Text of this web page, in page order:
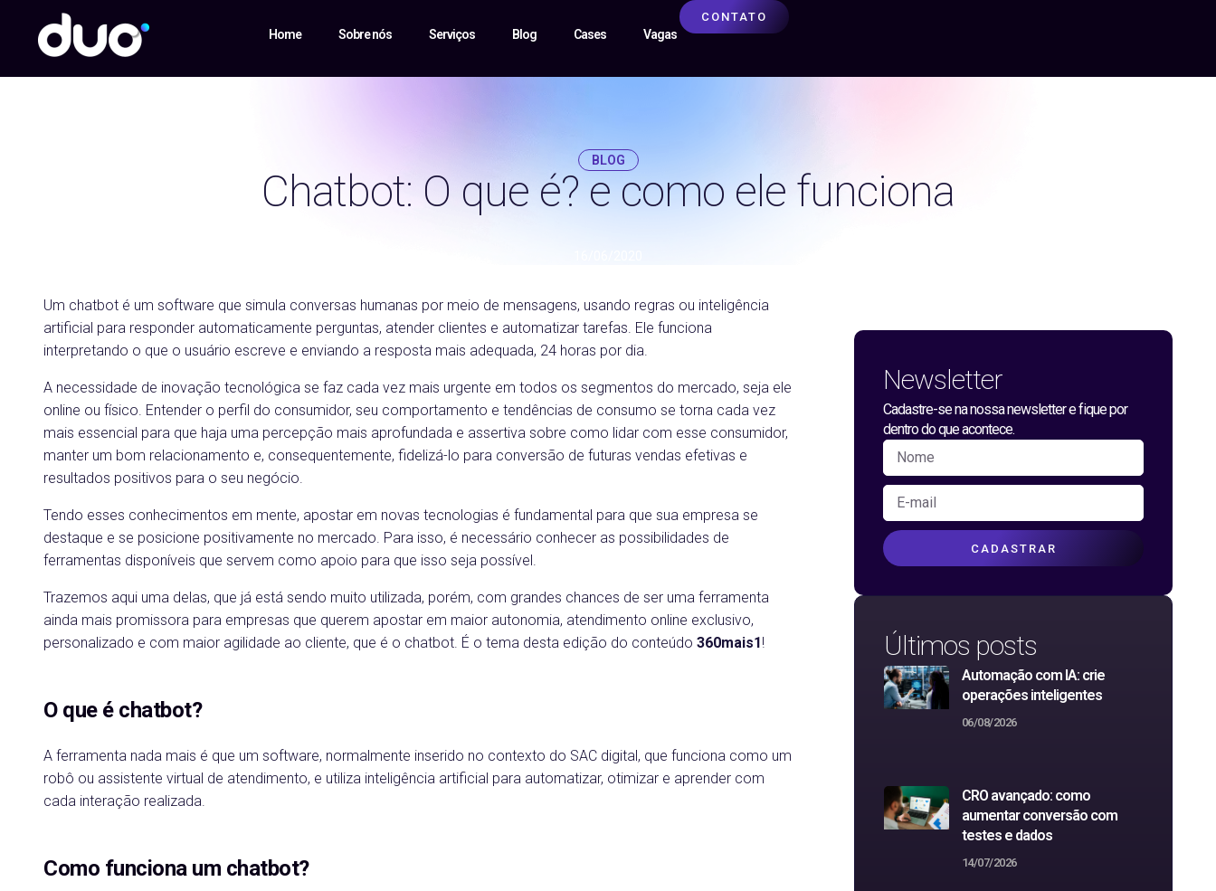
Home Sobre nós Serviços Blog Cases Vagas
CONTATO
BLOG
Chatbot: O que é? e como ele funciona
Um chatbot é um software que simula conversas humanas por meio de mensagens, usando regras ou inteligência
artificial para responder automaticamente perguntas, atender clientes e automatizar tarefas. Ele funciona
interpretando o que o usuário escreve e enviando a resposta mais adequada, 24 horas por dia.
A necessidade de inovação tecnológica se faz cada vez mais urgente em todos os segmentos do mercado, seja ele
online ou físico. Entender o perfil do consumidor, seu comportamento e tendências de consumo se torna cada vez
mais essencial para que haja uma percepção mais aprofundada e assertiva sobre como lidar com esse consumidor,
manter um bom relacionamento e, consequentemente, fidelizá-lo para conversão de futuras vendas efetivas e
resultados positivos para o seu negócio.
Tendo esses conhecimentos em mente, apostar em novas tecnologias é fundamental para que sua empresa se
destaque e se posicione positivamente no mercado. Para isso, é necessário conhecer as possibilidades de
ferramentas disponíveis que servem como apoio para que isso seja possível.
Trazemos aqui uma delas, que já está sendo muito utilizada, porém, com grandes chances de ser uma ferramenta
ainda mais promissora para empresas que querem apostar em maior autonomia, atendimento online exclusivo,
personalizado e com maior agilidade ao cliente, que é o chatbot. É o tema desta edição do conteúdo 360mais1!
O que é chatbot?
A ferramenta nada mais é que um software, normalmente inserido no contexto do SAC digital, que funciona como um
robô ou assistente virtual de atendimento, e utiliza inteligência artificial para automatizar, otimizar e aprender com
cada interação realizada.
Como funciona um chatbot?
Newsletter
Cadastre-se na nossa newsletter e fique por
dentro do que acontece.
CADASTRAR
Últimos posts
Automação com IA: crie
operações inteligentes
06/08/2026
CRO avançado: como
aumentar conversão com
testes e dados
14/07/2026